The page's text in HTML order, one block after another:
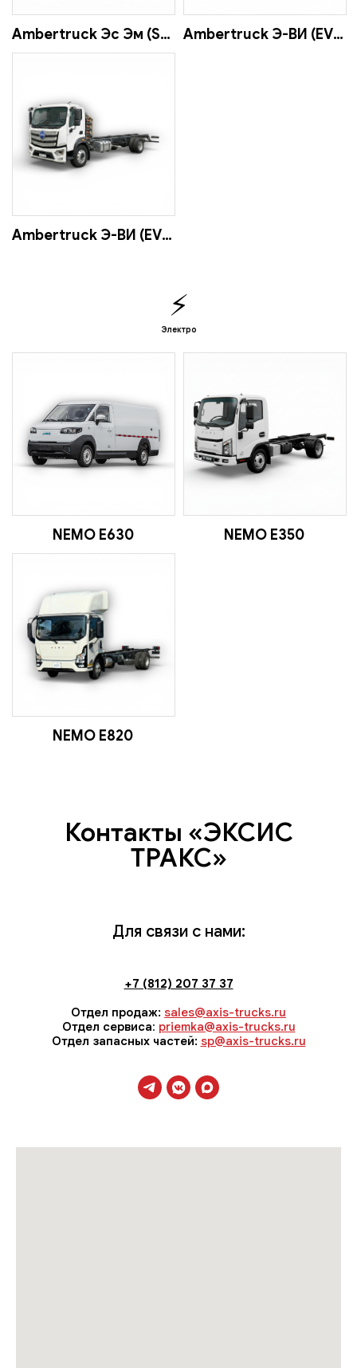
Ambertruck Эс Эм (SM) Ambertruck Э-ВИ (EV) 75
Ambertruck Э-ВИ (EV) 160
⚡
Электро
NEMO E630 NEMO E350
NEMO Е820
Контакты «ЭКСИС
ТРАКС»
Для связи с нами:
+7 (812) 207 37 37
Отдел продаж: sales@axis-trucks.ru
Отдел сервиса: priemka@axis-trucks.ru
Отдел запасных частей: sp@axis-trucks.ru